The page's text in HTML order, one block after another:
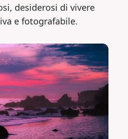
desiderosi di vivere
e fotografabile.